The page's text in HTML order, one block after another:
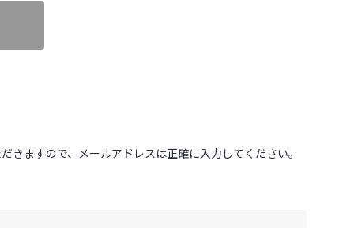
ますので、メールアドレスは正確に入力してください。